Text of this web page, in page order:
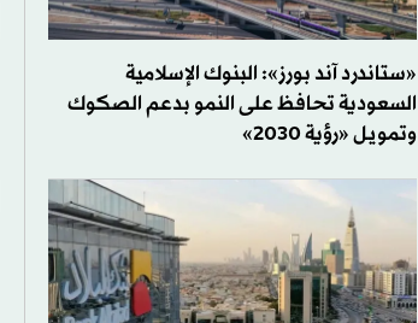
«ستاندرد آند بورز»: البنوك الإسلامية
السعودية تحافظ على النمو بدعم الصكوك
وتمويل «رؤية 2030»